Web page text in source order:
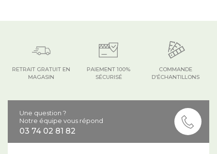
COMMANDE
D'ÉCHANTILLONS
PAIEMENT 100%
SÉCURISÉ
RETRAIT GRATUIT EN
MAGASIN
Une question ?
Notre équipe vous répond
03 74 02 81 82